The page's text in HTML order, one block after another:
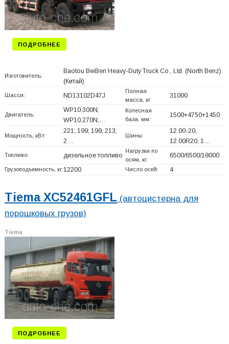
ПОДРОБНЕЕ
Изготовитель:
Baotou BeiBen Heavy-Duty Truck Co., Ltd. (North Benz)
(Китай)
Шасси: ND13102D47J
Полная
масса, кг:
31000
Двигатель:
WP10.300N;
WP10.270N;…
Колесная
база, мм:
1500+4750+1450
Мощность, кВт:
221; 199; 199; 213;
2…
Шины:
12.00-20,
12.00R20, 1…
Топливо: дизельное топливо
Нагрузки по
осям, кг:
6500/6500/18000
Грузоподъемность, кг:12200 Число осей: 4
Tiema XC52461GFL (автоцистерна для
порошковых грузов)
Tiema
ПОДРОБНЕЕ